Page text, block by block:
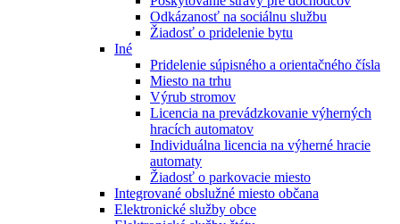
Odkázanosť na sociálnu službu
Žiadosť o pridelenie bytu
Iné
Pridelenie súpisného a orientačného čísla
Miesto na trhu
Výrub stromov
Licencia na prevádzkovanie výherných
hracích automatov
Individuálna licencia na výherné hracie
automaty
Žiadosť o parkovacie miesto
Integrované obslužné miesto občana
Elektronické služby obce